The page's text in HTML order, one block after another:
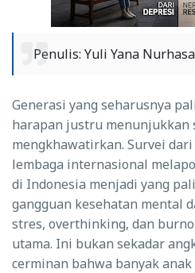
Penulis: Yuli Yana
Generasi yang seharusnya
harapan justru menunjukkan
mengkhawatirkan. Survei dari
lembaga internasional
di Indonesia menjadi yang
gangguan kesehatan mental
stres, overthinking, dan
utama. Ini bukan sekadar
cerminan bahwa banyak